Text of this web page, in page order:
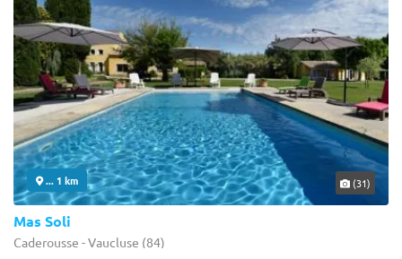
... 1 km (31)
Mas Soli
Caderousse - Vaucluse (84)